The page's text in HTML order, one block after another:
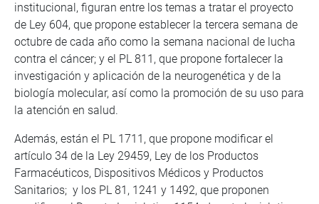
institucional, figuran entre los temas a tratar el proyecto
de Ley 604, que propone establecer la tercera semana de
octubre de cada año como la semana nacional de lucha
contra el cáncer; y el PL 811, que propone fortalecer la
investigación y aplicación de la neurogenética y de la
biología molecular, así como la promoción de su uso para
la atención en salud.
Además, están el PL 1711, que propone modificar el
artículo 34 de la Ley 29459, Ley de los Productos
Farmacéuticos, Dispositivos Médicos y Productos
Sanitarios; y los PL 81, 1241 y 1492, que proponen